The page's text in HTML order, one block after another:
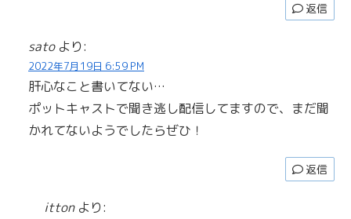
返信
sato より:
2022年7月19日 6:59 PM
肝心なこと書いてない…
ポットキャストで聞き逃し配信してますので、まだ聞
かれてないようでしたらぜひ！
返信
itton より: